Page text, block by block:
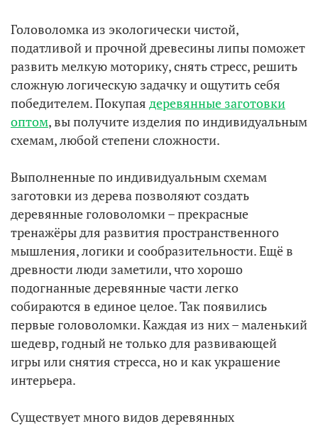
Головоломка из экологически чистой,
податливой и прочной древесины липы поможет
развить мелкую моторику, снять стресс, решить
сложную логическую задачку и ощутить себя
победителем. Покупая деревянные заготовки
оптом, вы получите изделия по индивидуальным
схемам, любой степени сложности.
Выполненные по индивидуальным схемам
заготовки из дерева позволяют создать
деревянные головоломки – прекрасные
тренажёры для развития пространственного
мышления, логики и сообразительности. Ещё в
древности люди заметили, что хорошо
подогнанные деревянные части легко
собираются в единое целое. Так появились
первые головоломки. Каждая из них – маленький
шедевр, годный не только для развивающей
игры или снятия стресса, но и как украшение
интерьера.
Существует много видов деревянных